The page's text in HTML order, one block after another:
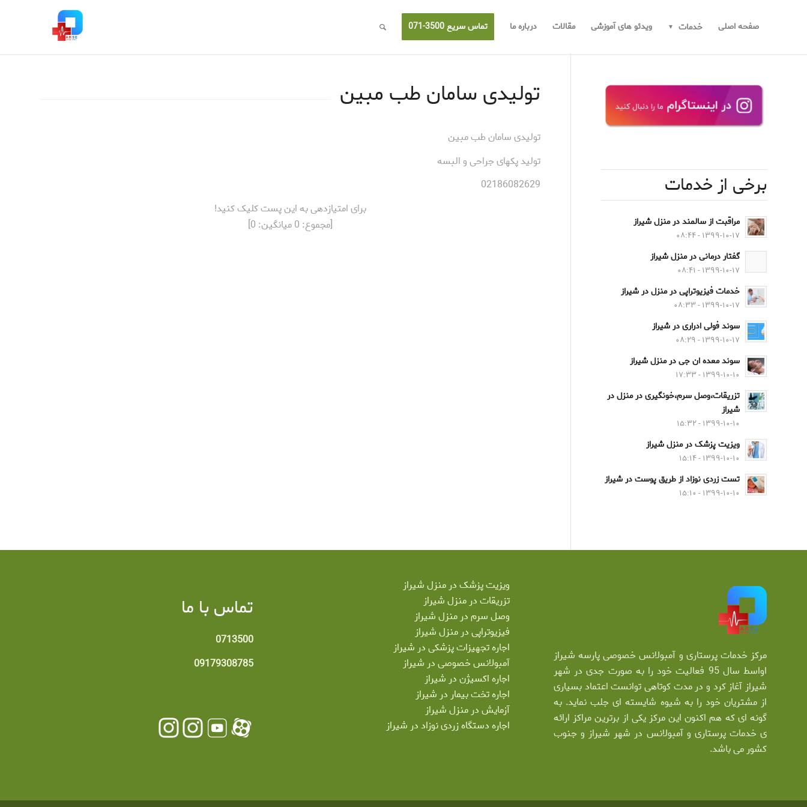
صفحه اصلی خدمات ویدئو های آموزشی مقالات درباره ما تماس سریع 3500-071
تولیدی سامان طب مبین
تولیدی سامان طب مبین
تولید پکهای جراحی و البسه
02186082629
برای امتیازدهی به این پست کلیک کنید!
[مجموع: 0میانگین: 0
]
برخی از خدمات
مراقبت از سالمند در منزل شیراز
۱۳۹۹-۱۰-۱۷ - ۰۸:۴۴
گفتار درمانی در منزل شیراز
۱۳۹۹-۱۰-۱۷ - ۰۸:۴۱
خدمات فیزیوتراپی در منزل در شیراز
۱۳۹۹-۱۰-۱۷ - ۰۸:۳۳
سوند فولی ادراری در شیراز
۱۳۹۹-۱۰-۱۷ - ۰۸:۲۹
سوند معده ان جی در منزل شیراز
۱۳۹۹-۱۰-۱۰ - ۱۷:۳۳
تزریقات،وصل سرم،خونگیری در منزل در
شیراز
۱۳۹۹-۱۰-۱۰ - ۱۵:۳۲
ویزیت پزشک در منزل شیراز
۱۳۹۹-۱۰-۱۰ - ۱۵:۱۴
تست زردی نوزاد از طریق پوست در شیراز
۱۳۹۹-۱۰-۱۰ - ۱۵:۱۰
مرکز خدمات پرستاری و آمبولانس خصوصی پارسه شیراز
اواسط سال 95 فعالیت خود را به صورت جدی در شهر
شیراز آغاز کرد و در مدت کوتاهی توانست اعتماد بسیاری
از مشتریان خود را به شیوه شایسته ای جلب نماید. به
گونه ای که هم اکنون این مرکز یکی از برترین مراکز ارائه
ی خدمات پرستاری و آمبولانس در شهر شیراز و جنوب
کشور می باشد.
ویزیت پزشک در منزل شیراز
تزریقات در منزل شیراز
وصل سرم در منزل شیراز
فیزیوتراپی در منزل شیراز
اجاره تجهیزات پزشکی در شیراز
آمبولانس خصوصی در شیراز
اجاره اکسیژن در شیراز
اجاره تخت بیمار در شیراز
آزمایش در منزل شیراز
اجاره دستگاه زردی نوزاد در شیراز
تماس با ما
0713500
09179308785